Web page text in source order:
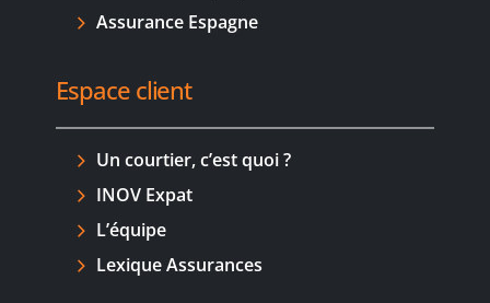
Assurance Espagne
Espace client
Un courtier, c’est quoi ?
INOV Expat
L’équipe
Lexique Assurances